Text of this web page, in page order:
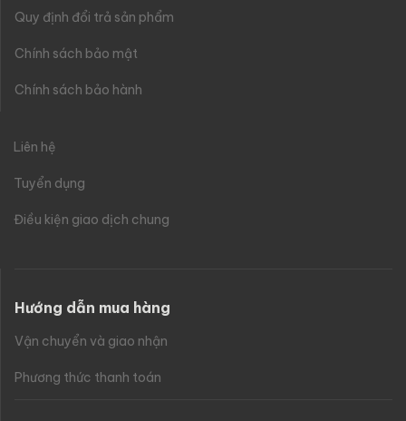
Quy định đổi trả sản phẩm
Chính sách bảo mật
Chính sách bảo hành
Liên hệ
Tuyển dụng
Điều kiện giao dịch chung
Hướng dẫn mua hàng
Vận chuyển và giao nhận
Phương thức thanh toán